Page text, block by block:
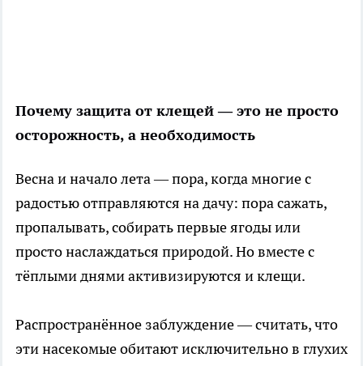
Почему защита от клещей — это не просто
осторожность, а необходимость
Весна и начало лета — пора, когда многие с
радостью отправляются на дачу: пора сажать,
пропалывать, собирать первые ягоды или
просто наслаждаться природой. Но вместе с
тёплыми днями активизируются и клещи.
Распространённое заблуждение — считать, что
эти насекомые обитают исключительно в глухих